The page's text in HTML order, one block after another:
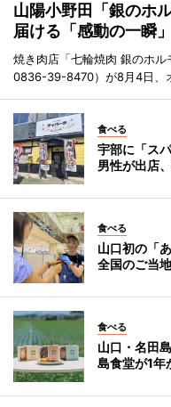
山陽小野田「銀のホ
届ける「感動の一瞬」
焼き肉店「七輪焼肉 銀のホル
0836-39-8470）が8月4日、
食べる
宇部に「ス
男性が出店
食べる
山口初の「
全国のご当
食べる
山口・名田
島食堂が1年